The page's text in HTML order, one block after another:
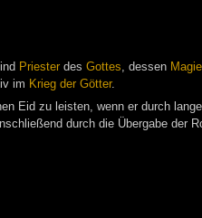
Priesterdes Gottes , dessen Magie
im Krieg der Götter.
Eid zu leisten, wenn er durch
durch die Übergabe der